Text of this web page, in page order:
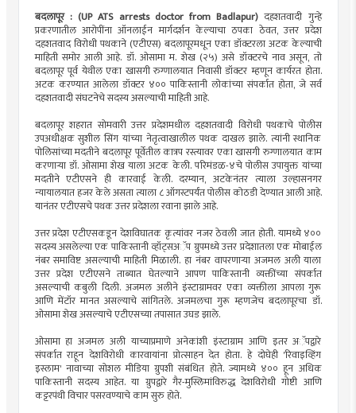
बदलापूर : (UP ATS arrests doctor from Badlapur) दहशतवादी गुन्हे
प्रकरणातील आरोपींना ऑनलाईन मार्गदर्शन केल्याचा ठपका ठेवत, उत्तर प्रदेश
दहशतवाद विरोधी पथकाने (एटीएस) बदलापूरमधून एका डॉक्टरला अटक केल्याची
माहिती समोर आली आहे. डॉ. ओसामा म. शेख (२५) असे डॉक्टरचे नाव असून, तो
बदलापूर पूर्व येथील एका खासगी रुग्णालयात निवासी डॉक्टर म्हणून कार्यरत होता.
अटक करण्यात आलेला डॉक्टर ४०० पाकिस्तानी लोकांच्या संपर्कात होता, जे सर्व
दहशतवादी संघटनेचे सदस्य असल्याची माहिती आहे.
बदलापूर शहरात सोमवारी उत्तर प्रदेशमधील दहशतवादी विरोधी पथकाचे पोलीस
उपअधीक्षक सुशील सिंग यांच्या नेतृत्वाखालील पथक दाखल झाले. त्यांनी स्थानिक
पोलिसांच्या मदतीने बदलापूर पूर्वेतील कात्रप रस्त्यावर एका खासगी रुग्णालयात काम
करणाऱ्या डॉ. ओसामा शेख याला अटक केली. परिमंडळ-४चे पोलीस उपायुक्त यांच्या
मदतीने एटीएसने ही कारवाई केली. दरम्यान, अटकेनंतर त्याला उल्हासनगर
न्यायालयात हजर केले असता त्याला ८ ऑगस्टपर्यंत पोलीस कोठडी देण्यात आली आहे.
यानंतर एटीएसचे पथक उत्तर प्रदेशला रवाना झाले आहे.
उत्तर प्रदेश एटीएसकडून देशविघातक कृत्यांवर नजर ठेवली जात होती. यामध्ये ४००
सदस्य असलेल्या एक पाकिस्तानी व्हॉट्सअॅप ग्रुपमध्ये उत्तर प्रदेशातला एक मोबाईल
नंबर समाविष्ट असल्याची माहिती मिळाली. हा नंबर वापरणाऱ्या अजमल अली याला
उत्तर प्रदेश एटीएसने ताब्यात घेतल्याने आपण पाकिस्तानी व्यक्तींच्या संपर्कात
असल्याची कबुली दिली. अजमल अलीने इंस्टाग्रामवर एका व्यक्तीला आपला गुरू
आणि मेंटॉर मानत असल्याचे सांगितले. अजमलचा गुरू म्हणजेच बदलापूरचा डॉ.
ओसामा शेख असल्याचे एटीएसच्या तपासात उघड झाले.
ओसामा हा अजमल अली याच्याप्रमाणे अनेकांशी इंस्टाग्राम आणि इतर अॅपद्वारे
संपर्कात राहून देशविरोधी कारवायांना प्रोत्साहन देत होता. हे दोघेही 'रिवाइव्हिंग
इस्लाम' नावाच्या सोशल मीडिया ग्रुपशी संबंधित होते. ज्यामध्ये ४०० हून अधिक
पाकिस्तानी सदस्य आहेत. या ग्रुपद्वारे गैर-मुस्लिमांविरुद्ध देशविरोधी गोष्टी आणि
कट्टरपंथी विचार पसरवण्याचे काम सुरु होते.